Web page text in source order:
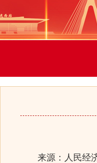
来源： 人民经